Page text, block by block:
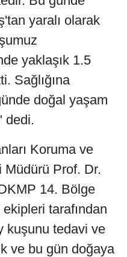
yaralı olarak
yaklaşık 1.5
Sağlığına
doğal yaşam
dedi.
Koruma ve
Prof. Dr.
14. Bölge
tarafından
kuşunu tedavi ve
ve bu gün doğaya